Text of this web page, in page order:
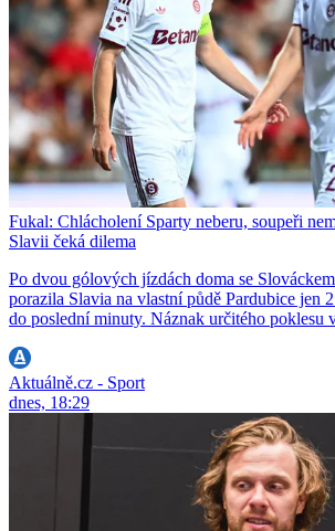
Fukal: Chlácholení Sparty neberu, soupeři
Slavii čeká dilema
Po dvou gólových jízdách doma se
porazila Slavia na vlastní půdě Pardubice jen
do poslední minuty. Náznak určitého poklesu
Aktuálně.cz - Sport
dnes, 18:29